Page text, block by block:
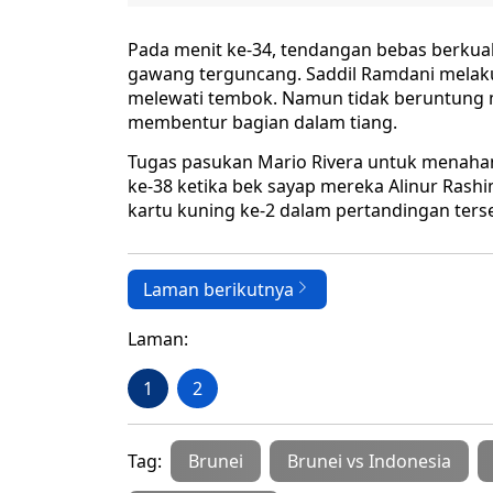
Pada menit ke-34, tendangan bebas
gawang terguncang. Saddil Ramdani
melewati tembok. Namun tidak
membentur bagian dalam tiang.
Tugas pasukan Mario Rivera untuk
ke-38 ketika bek sayap mereka Alinur
kartu kuning ke-2 dalam pertandingan
Laman berikutnya
Laman:
1 2
Tag: Brunei Brunei vs Indonesia